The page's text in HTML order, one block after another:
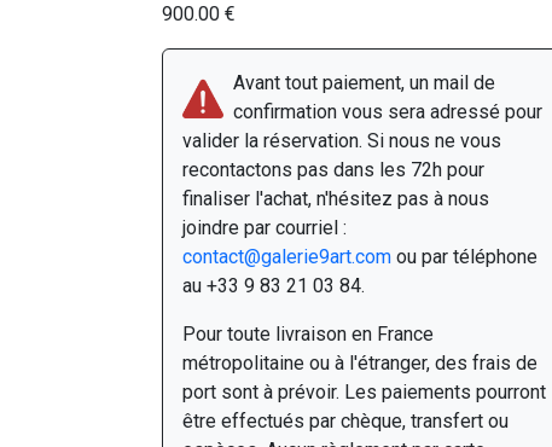
900.00 €
Avant tout paiement, un mail de
confirmation vous sera adressé pour
valider la réservation. Si nous ne vous
recontactons pas dans les 72h pour
finaliser l'achat, n'hésitez pas à nous
joindre par courriel :
contact@galerie9art.com ou par téléphone
au +33 9 83 21 03 84.
Pour toute livraison en France
métropolitaine ou à l'étranger, des frais de
port sont à prévoir. Les paiements pourront
être effectués par chèque, transfert ou